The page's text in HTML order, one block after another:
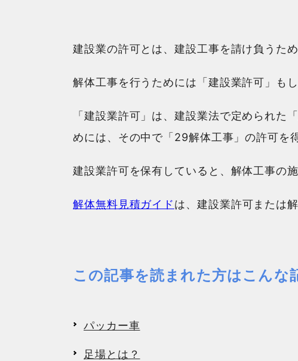
建設業の許可とは、建設工事を請け負うた
解体工事を行うためには「建設業許可」も
「建設業許可」は、建設業法で定められ
めには、その中で「29解体工事」の許可を
建設業許可を保有していると、解体工事の
解体無料見積ガイドは、建設業許可または
この記事を読まれた方はこんな
パッカー車
足場とは？